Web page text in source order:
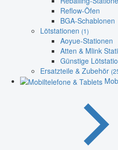
Reflow-Öfen
BGA-Schablonen
Lötstationen (1)
Aoyue-Stationen
Atten & Mlink
Günstige
Ersatzteile & Zubehör